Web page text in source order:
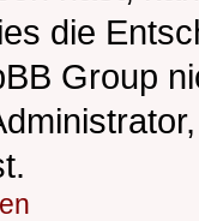
die
Group